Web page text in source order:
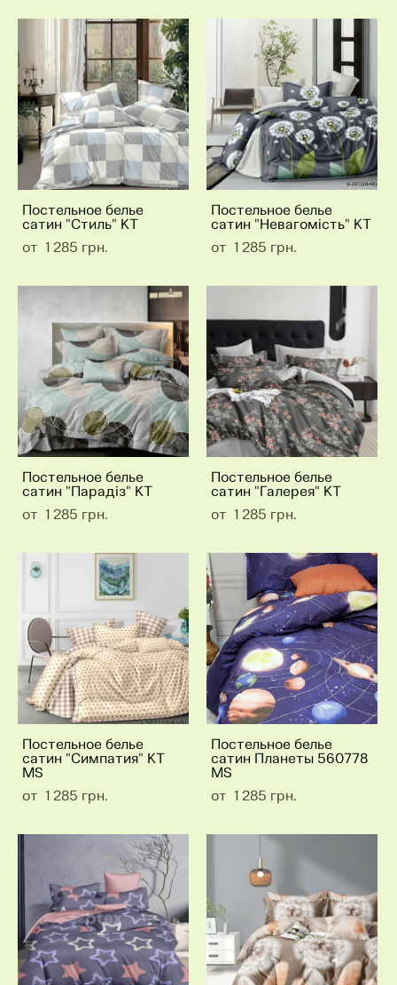
Постельное белье
сатин "Стиль" КТ
от 1 285 грн.
Постельное белье
сатин "Невагомість" КТ
от 1 285 грн.
Постельное белье
сатин "Парадіз" КТ
от 1 285 грн.
Постельное белье
сатин "Галерея" КТ
от 1 285 грн.
Постельное белье
сатин "Симпатия" КТ
MS
от 1 285 грн.
Постельное белье
сатин Планеты 560778
MS
от 1 285 грн.